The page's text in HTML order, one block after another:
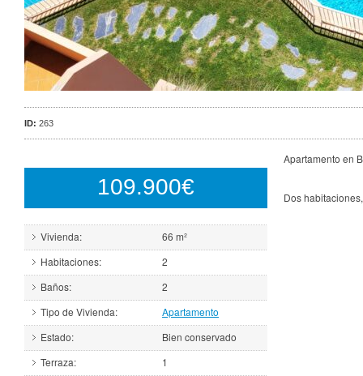
ID: 263
109.900€
Vivienda:
66 m²
Habitaciones:
2
Baños:
2
Tipo de Vivienda:
Apartamento
Estado:
Bien conservado
Terraza:
1
Apartamento en
Dos